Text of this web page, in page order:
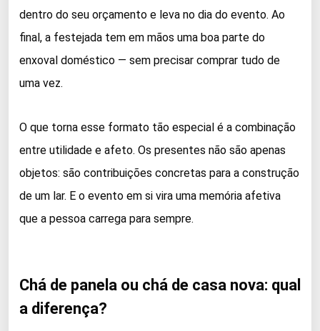
dentro do seu orçamento e leva no dia do evento. Ao
final, a festejada tem em mãos uma boa parte do
enxoval doméstico — sem precisar comprar tudo de
uma vez.
O que torna esse formato tão especial é a combinação
entre utilidade e afeto. Os presentes não são apenas
objetos: são contribuições concretas para a construção
de um lar. E o evento em si vira uma memória afetiva
que a pessoa carrega para sempre.
Chá de panela ou chá de casa nova: qual
a diferença?